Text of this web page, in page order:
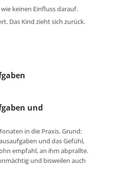
keinen Einfluss darauf.
Das Kind zieht sich zurück.
und
in die Praxis. Grund:
und das Gefühl,
empfahl, an ihm abprallte.
und bisweilen auch